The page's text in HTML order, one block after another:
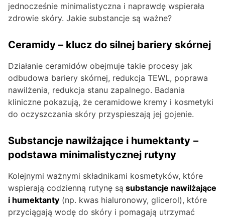
jednocześnie minimalistyczna i naprawdę wspierała
zdrowie skóry. Jakie substancje są ważne?
Ceramidy – klucz do silnej bariery skórnej
Działanie ceramidów obejmuje takie procesy jak
odbudowa bariery skórnej, redukcja TEWL, poprawa
nawilżenia, redukcja stanu zapalnego. Badania
kliniczne pokazują, że ceramidowe kremy i kosmetyki
do oczyszczania skóry przyspieszają jej gojenie.
Substancje nawilżające i humektanty –
podstawa minimalistycznej rutyny
Kolejnymi ważnymi składnikami kosmetyków, które
wspierają codzienną rutynę są substancje nawilżające
i humektanty (np. kwas hialuronowy, glicerol), które
przyciągają wodę do skóry i pomagają utrzymać